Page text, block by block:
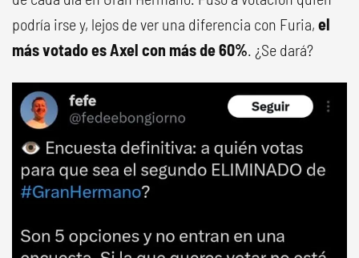
podría irse y, lejos de ver una diferencia con Furia, el
más votado es Axel con más de 60% . ¿Se dará?